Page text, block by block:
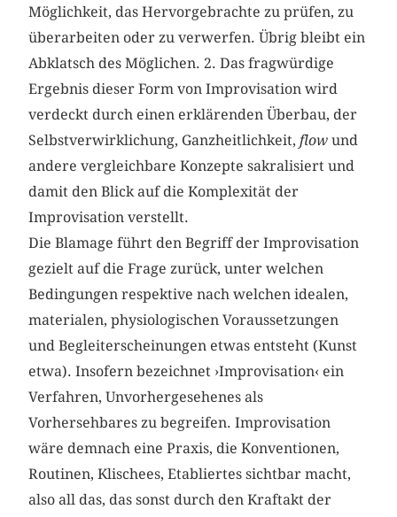
Möglichkeit, das Hervorgebrachte zu prüfen, zu
überarbeiten oder zu verwerfen. Übrig bleibt ein
Abklatsch des Möglichen. 2. Das fragwürdige
Ergebnis dieser Form von Improvisation wird
verdeckt durch einen erklärenden Überbau, der
Selbstverwirklichung, Ganzheitlichkeit,flow und
andere vergleichbare Konzepte sakralisiert und
damit den Blick auf die Komplexität der
Improvisation verstellt.
Die Blamage führt den Begriff der Improvisation
gezielt auf die Frage zurück, unter welchen
Bedingungen respektive nach welchen idealen,
materialen, physiologischen Voraussetzungen
und Begleiterscheinungen etwas entsteht (Kunst
etwa). Insofern bezeichnet ›Improvisation‹ ein
Verfahren, Unvorhergesehenes als
Vorhersehbares zu begreifen. Improvisation
wäre demnach eine Praxis, die Konventionen,
Routinen, Klischees, Etabliertes sichtbar macht,
also all das, das sonst durch den Kraftakt der